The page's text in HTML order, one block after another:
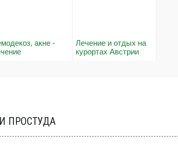
акне -
Лечение и отдых на
курортах Австрии
ПРОСТУДА